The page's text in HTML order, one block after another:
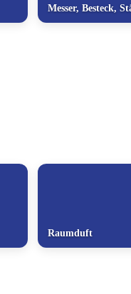
Messer, Besteck,
Raumduft